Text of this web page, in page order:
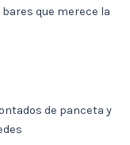
que merece la
de panceta y